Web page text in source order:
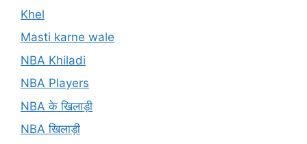
Khel
Masti karne wale
NBA Khiladi
NBA Players
NBA के खिलाड़ी
NBA खिलाड़ी